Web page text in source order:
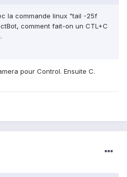
la commande linux "tail -25f
comment fait-on un CTL+C
pour Control. Ensuite C.